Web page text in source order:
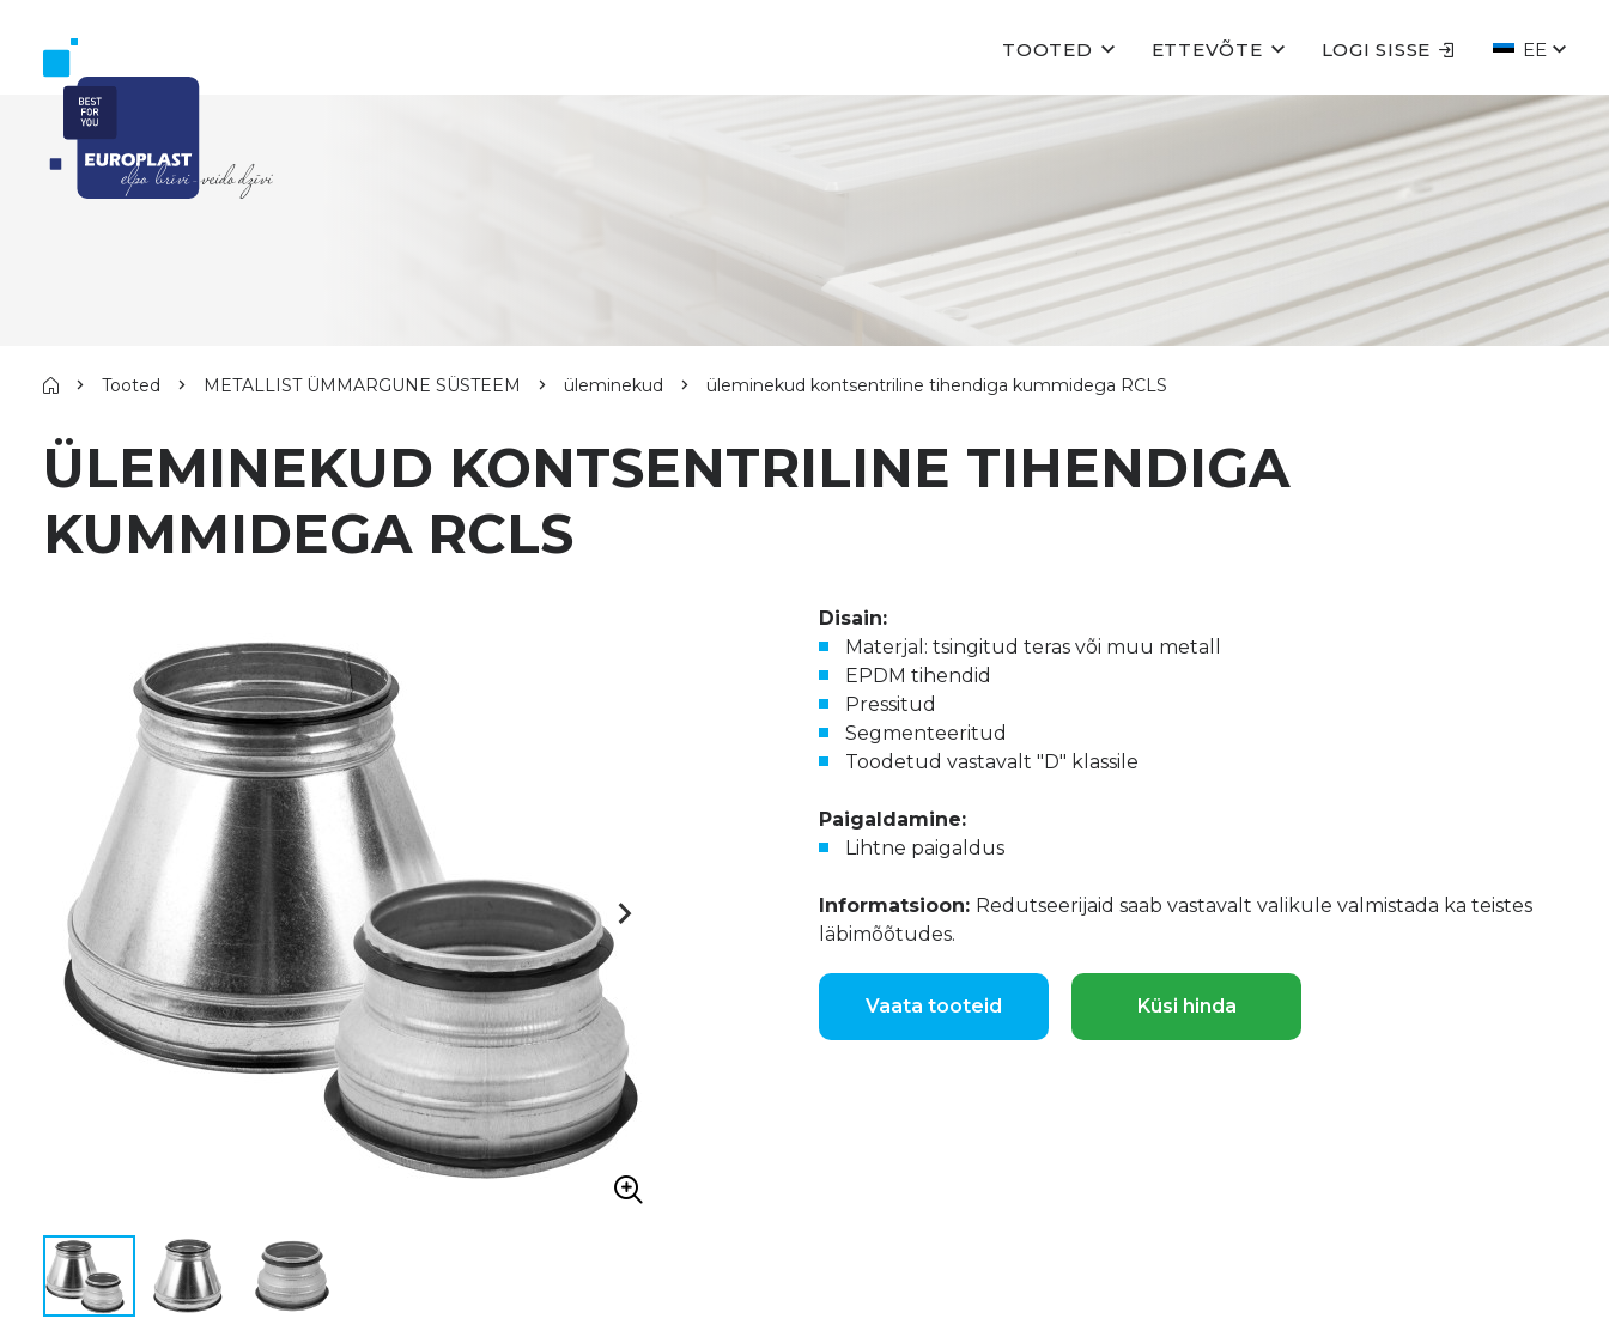
TOOTED ETTEVÕTE LOGI SISSE EE
Tooted METALLIST ÜMMARGUNE SÜSTEEM üleminekud üleminekud kontsentriline tihendiga kummidega RCLS
ÜLEMINEKUD KONTSENTRILINE TIHENDIGA
KUMMIDEGA RCLS
Disain:
Materjal: tsingitud teras või muu metall
EPDM tihendid
Pressitud
Segmenteeritud
Toodetud vastavalt "D" klassile
Paigaldamine:
Lihtne paigaldus
Informatsioon: Redutseerijaid saab vastavalt valikule valmistada ka teistes
läbimõõtudes.
Vaata tooteid Küsi hinda